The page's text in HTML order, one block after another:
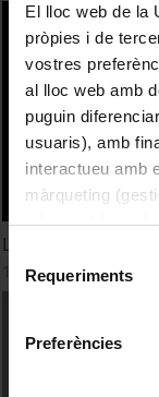
El lloc web de la
pròpies i de
vostres
al lloc web amb
puguin
usuaris), amb
interactueu amb
màrqueting
adequant-la en
consultar la
Selecció
Requeriments
Preferències
Las desigualdades
12 març, 2012